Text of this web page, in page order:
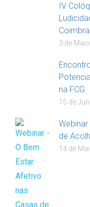
IV
Coimbra
3 de
na FCG
15 de
de
14 de